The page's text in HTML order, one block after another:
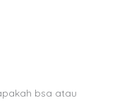
bsa atau